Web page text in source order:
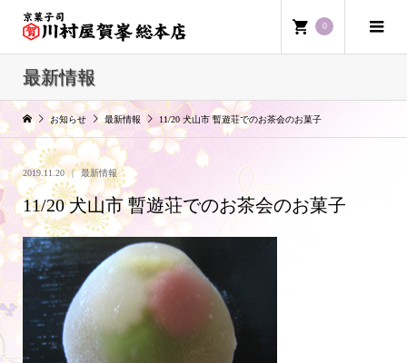
0
最新情報
お知らせ 最新情報 11/20 犬山市 暫遊荘でのお茶会のお菓子
2019.11.20 最新情報
11/20 犬山市 暫遊荘でのお茶会のお菓子